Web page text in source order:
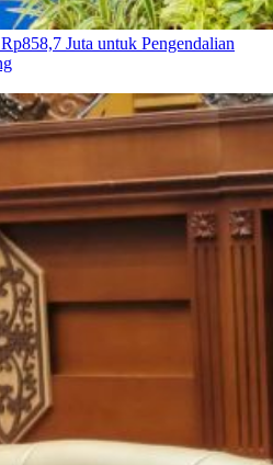
Juta untuk Pengendalian